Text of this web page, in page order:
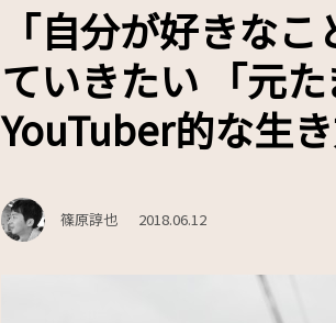
「自分が好きな
ていきたい 「元
YouTuber的な生
篠原諄也 2018.06.12